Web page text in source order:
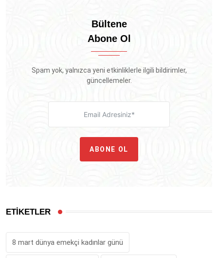
Bültene
Abone Ol
Spam yok, yalnızca yeni etkinliklerle ilgili bildirimler,
güncellemeler.
ABONE OL
ETİKETLER
8 mart dünya emekçi kadınlar günü